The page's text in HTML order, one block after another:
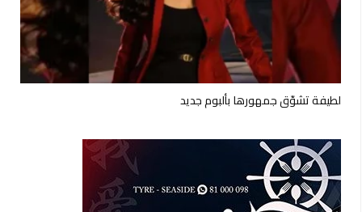
لطيفة تشوّق جمهورها بألبوم جديد